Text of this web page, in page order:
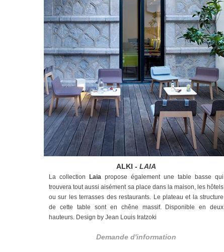
ALKI -LAIA
La collection Laia propose également une table basse qui
trouvera tout aussi aisément sa place dans la maison, les hôtels
ou sur les terrasses des restaurants. Le plateau et la structure
de cette table sont en chêne massif. Disponible en deux
hauteurs. Design by Jean Louis Iratzoki
Demande d'information